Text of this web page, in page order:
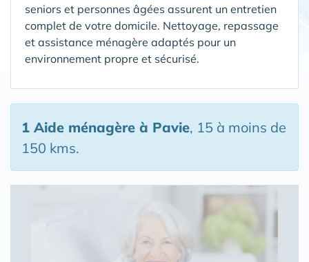
seniors et personnes âgées assurent un entretien
complet de votre domicile. Nettoyage, repassage
et assistance ménagère adaptés pour un
environnement propre et sécurisé.
1 Aide ménagère à Pavie, 15 à moins de
150 kms.